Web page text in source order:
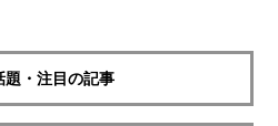
題・注目の記事